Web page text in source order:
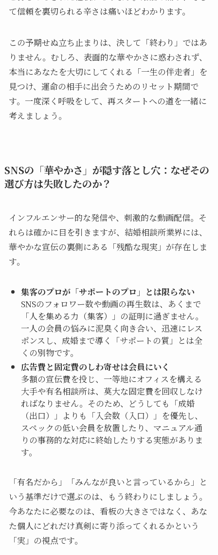
て信頼を裏切られる辛さは痛いほどわかります。
この予期せぬ立ち止まりは、決して「終わり」ではあ
りません。むしろ、表面的な華やかさに惑わされず、
本当にあなたを大切にしてくれる「一生の伴走者」を
見つけ、運命の相手に出会うためのリセット期間で
す。一度深く呼吸をして、再スタートへの道を一緒に
考えましょう。
SNSの「華やかさ」が隠す落とし穴：なぜその
選び方は失敗したのか？
インフルエンサー的な発信や、刺激的な動画配信。そ
れらは確かに目を引きますが、結婚相談所業界には、
華やかな宣伝の裏側にある「残酷な現実」が存在しま
す。
集客のプロが「サポートのプロ」とは限らない
SNSのフォロワー数や動画の再生数は、あくまで
「人を集める力（集客）」の証明に過ぎません。
一人の会員の悩みに泥臭く向き合い、迅速にレス
ポンスし、成婚まで導く「サポートの質」とは全
くの別物です。
広告費と固定費のしわ寄せは会員にいく
多額の宣伝費を投じ、一等地にオフィスを構える
大手や有名相談所は、莫大な固定費を回収しなけ
ればなりません。そのため、どうしても「成婚
（出口）」よりも「入会数（入口）」を優先し、
スペックの低い会員を放置したり、マニュアル通
りの事務的な対応に終始したりする実態がありま
す。
「有名だから」「みんなが良いと言っているから」と
いう基準だけで選ぶのは、もう終わりにしましょう。
今あなたに必要なのは、看板の大きさではなく、あな
た個人にどれだけ真剣に寄り添ってくれるかという
「実」の視点です。